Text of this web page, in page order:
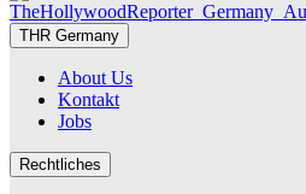
THR Germany
About Us
Kontakt
Jobs
Rechtliches